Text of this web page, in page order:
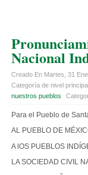
Nacional
Creado En Martes, 31
Categoría de nivel
nuestros pueblos
Para el Pueblo de
AL PUEBLO DE
A lOS PUEBLOS
LA SOCIEDAD CIVIL